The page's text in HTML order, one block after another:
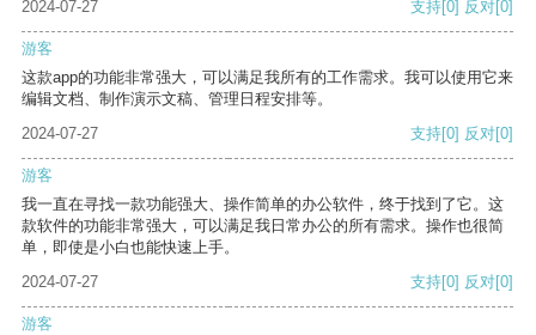
2024-07-27
支持[0] 反对[0]
游客
这款app的功能非常强大，可以满足我所有的工作需求。我可以使用它来
编辑文档、制作演示文稿、管理日程安排等。
2024-07-27
支持[0] 反对[0]
游客
我一直在寻找一款功能强大、操作简单的办公软件，终于找到了它。这
款软件的功能非常强大，可以满足我日常办公的所有需求。操作也很简
单，即使是小白也能快速上手。
2024-07-27
支持[0] 反对[0]
游客